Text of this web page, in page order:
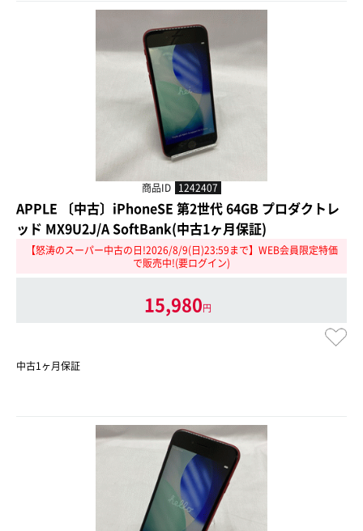
商品ID 1242407
APPLE 〔中古〕iPhoneSE 第2世代 64GB プロダクトレ
ッド MX9U2J/A SoftBank(中古1ヶ月保証)
【怒涛のスーパー中古の日!2026/8/9(日)23:59まで】WEB会員限定特価
で販売中!(要ログイン)
15,980円
中古1ヶ月保証